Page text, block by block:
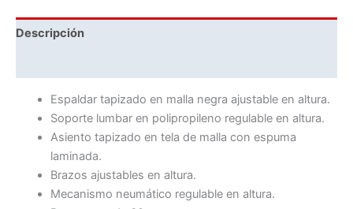
Descripción
Espaldar tapizado en malla negra ajustable en altura.
Soporte lumbar en polipropileno regulable en altura.
Asiento tapizado en tela de malla con espuma
laminada.
Brazos ajustables en altura.
Mecanismo neumático regulable en altura.